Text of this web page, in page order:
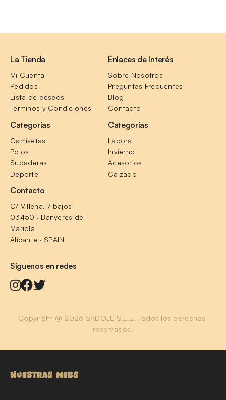
La Tienda
Mi Cuenta
Pedidos
Lista de deseos
Terminos y Condiciones
Enlaces de Interés
Sobre Nosotros
Preguntas Frequentes
Blog
Contacto
Categorías
Camisetas
Polos
Sudaderas
Deporte
Categorías
Laboral
Invierno
Acesorios
Calzado
Contacto
C/ Villena, 7 bajos
03450 · Banyeres de
Mariola
Alicante · SPAIN
Síguenos en redes
Copyright @ 2026 SADOJE S.L.U. Todos los derechos
reservados.
NUESTRAS WEBS